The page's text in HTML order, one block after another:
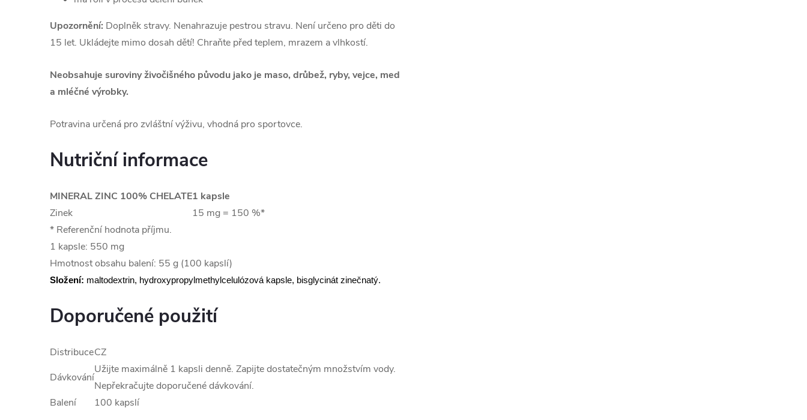
Upozornění: Doplněk stravy. Nenahrazuje pestrou stravu. Není určeno pro děti do
15 let. Ukládejte mimo dosah dětí! Chraňte před teplem, mrazem a vlhkostí.
Neobsahuje suroviny živočišného původu jako je maso, drůbež, ryby, vejce, med
a mléčné výrobky.
Potravina určená pro zvláštní výživu, vhodná pro sportovce.
Nutriční informace
MINERAL ZINC 100% CHELATE1 kapsle
Zinek
15 mg = 150 %*
* Referenční hodnota příjmu.
1 kapsle: 550 mg
Hmotnost obsahu balení: 55 g (100 kapslí)
Složení: maltodextrin, hydroxypropylmethylcelulózová kapsle, bisglycinát zinečnatý.
Doporučené použití
DistribuceCZ
Dávkování
Užijte maximálně 1 kapsli denně. Zapijte dostatečným množstvím vody.
Nepřekračujte doporučené dávkování.
Balení
100 kapslí